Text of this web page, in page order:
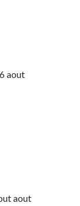
aout
aout